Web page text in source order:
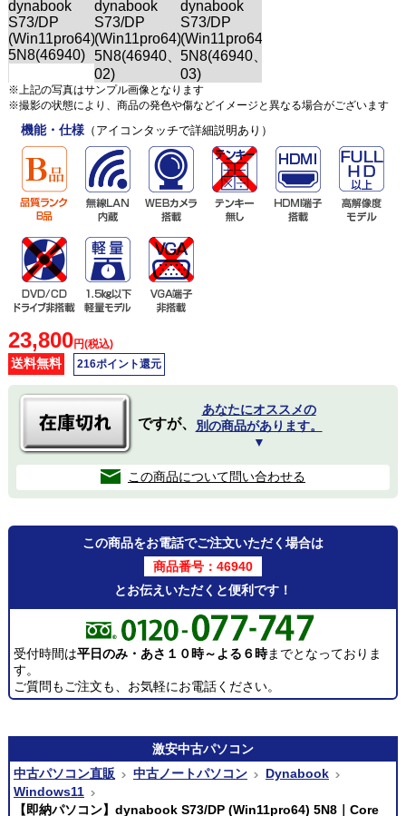
※上記の写真はサンプル画像となります
※撮影の状態により、商品の発色や傷などイメージと異なる場合がございます
機能・仕様（アイコンタッチで詳細説明あり）
23,800円(税込)
送料無料 216ポイント還元
ですが、
あなたにオススメの
別の商品があります。
▼
この商品について問い合わせる
この商品をお電話でご注文いただく場合は
商品番号：46940
とお伝えいただくと便利です！
受付時間は平日のみ・あさ１０時～よる６時までとなっておりま
す。
ご質問もご注文も、お気軽にお電話ください。
激安中古パソコン
中古パソコン直販
中古ノートパソコン
Dynabook
Windows11
【即納パソコン】dynabook S73/DP (Win11pro64) 5N8｜Core